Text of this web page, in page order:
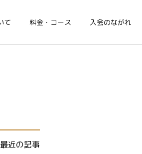
て 料金・コース 入会のながれ
最近の記事